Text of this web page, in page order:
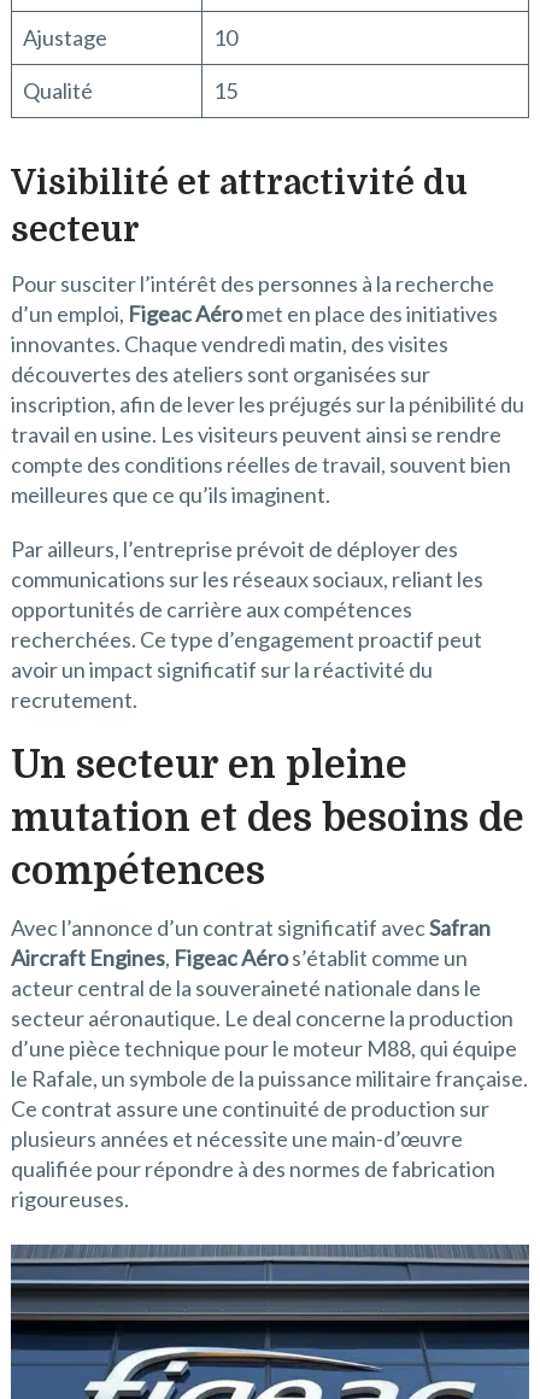
Ajustage
10
Qualité
15
Visibilité et attractivité du
secteur
Pour susciter l’intérêt des personnes à la recherche
d’un emploi, Figeac Aéromet en place des initiatives
innovantes. Chaque vendredi matin, des visites
découvertes des ateliers sont organisées sur
inscription, afin de lever les préjugés sur la pénibilité du
travail en usine. Les visiteurs peuvent ainsi se rendre
compte des conditions réelles de travail, souvent bien
meilleures que ce qu’ils imaginent.
Par ailleurs, l’entreprise prévoit de déployer des
communications sur les réseaux sociaux, reliant les
opportunités de carrière aux compétences
recherchées. Ce type d’engagement proactif peut
avoir un impact significatif sur la réactivité du
recrutement.
Un secteur en pleine
mutation et des besoins de
compétences
Avec l’annonce d’un contrat significatif avecSafran
Aircraft Engines, Figeac Aéros’établit comme un
acteur central de la souveraineté nationale dans le
secteur aéronautique. Le deal concerne la production
d’une pièce technique pour le moteur M88, qui équipe
le Rafale, un symbole de la puissance militaire française.
Ce contrat assure une continuité de production sur
plusieurs années et nécessite une main-d’œuvre
qualifiée pour répondre à des normes de fabrication
rigoureuses.